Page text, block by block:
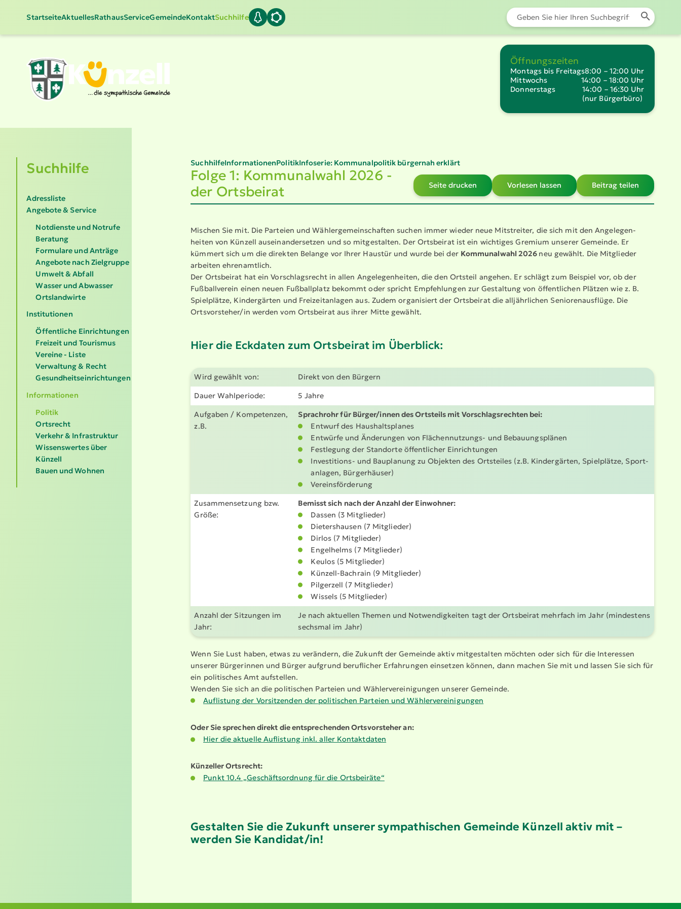
StartseiteAktuellesRathausServiceGemeindeKontaktSuchhilfe
Öffnungszeiten
Montags bis Freitags8:00 – 12:00 Uhr
Mittwochs
14:00 – 18:00 Uhr
Donnerstags
14:00 – 16:30 Uhr
(nur Bürgerbüro)
SuchhilfeInfor­ma­tionenPolitikInfoserie: Kommu­nal­po­litik bürgernah erklärt
Folge 1: Kommu­nalwahl 2026 -
der Ortsbeirat
Seite drucken Vorlesen lassen Beitrag teilen
Mischen Sie mit. Die Parteien und Wähler­ge­mein­schaften suchen immer wieder neue Mitstreiter, die sich mit den Angele­gen­
heiten von Künzell ausein­an­der­setzen und so mitge­stalten. Der Ortsbeirat ist ein wichtiges Gremium unserer Gemeinde. Er
kümmert sich um die direkten Belange vor Ihrer Haustür und wurde bei der Kommu­nalwahl 2026 neu gewählt. Die Mitglieder
arbeiten ehren­amtlich.
Der Ortsbeirat hat ein Vorschlags­recht in allen Angele­gen­heiten, die den Ortsteil angehen. Er schlägt zum Beispiel vor, ob der
Fußball­verein einen neuen Fußball­platz bekommt oder spricht Empfeh­lungen zur Gestaltung von öffent­lichen Plätzen wie z. B.
Spielplätze, Kinder­gärten und Freizeit­an­lagen aus. Zudem organisiert der Ortsbeirat die alljähr­lichen Senio­ren­aus­flüge. Die
Ortsvor­steher/in werden vom Ortsbeirat aus ihrer Mitte gewählt.
Hier die Eckdaten zum Ortsbeirat im Überblick:
Wird gewählt von: Direkt von den Bürgern
Dauer Wahlperiode: 5 Jahre
Aufgaben / Kompetenzen,
z.B.
Sprachrohr für Bürger/innen des Ortsteils mit Vorschlags­rechten bei:
Entwurf des Haushalts­planes
Entwürfe und Änderungen von Flächen­nut­zungs- und Bebau­ungs­plänen
Festlegung der Standorte öffent­licher Einrich­tungen
Inves­ti­tions- und Bauplanung zu Objekten des Ortsteiles (z.B. Kinder­gärten, Spielplätze, Sport­
an­lagen, Bürger­häuser)
Vereins­för­derung
Zusam­men­setzung bzw.
Größe:
Bemisst sich nach der Anzahl der Einwohner:
Dassen (3 Mitglieder)
Dieters­hausen (7 Mitglieder)
Dirlos (7 Mitglieder)
Engelhelms (7 Mitglieder)
Keulos (5 Mitglieder)
Künzell-Bachrain (9 Mitglieder)
Pilgerzell (7 Mitglieder)
Wissels (5 Mitglieder)
Anzahl der Sitzungen im
Jahr:
Je nach aktuellen Themen und Notwen­dig­keiten tagt der Ortsbeirat mehrfach im Jahr (mindestens
sechsmal im Jahr)
Wenn Sie Lust haben, etwas zu verändern, die Zukunft der Gemeinde aktiv mitge­stalten möchten oder sich für die Interessen
unserer Bürgerinnen und Bürger aufgrund beruflicher Erfahrungen einsetzen können, dann machen Sie mit und lassen Sie sich für
ein politisches Amt aufstellen.
Wenden Sie sich an die politischen Parteien und Wähler­ver­ei­ni­gungen unserer Gemeinde.
Auflistung der Vorsit­zenden der politischen Parteien und Wähler­ver­ei­ni­gungen
Oder Sie sprechen direkt die entspre­chenden Ortsvor­steher an:
Hier die aktuelle Auflistung inkl. aller Kontakt­daten
Künzeller Ortsrecht:
Punkt 10.4 „Geschäfts­ordnung für die Ortsbeiräte“
Gestalten Sie die Zukunft unserer sympa­thi­schen Gemeinde Künzell aktiv mit –
werden Sie Kandidat/in!
Suchhilfe
Adressliste
Angebote & Service
Notdienste und Notrufe
Beratung
Formulare und Anträge
Angebote nach Zielgruppe
Umwelt & Abfall
Wasser und Abwasser
Ortslandwirte
Institutionen
Öffentliche Einrichtungen
Freizeit und Tourismus
Vereine - Liste
Verwaltung & Recht
Gesundheitseinrichtungen
Informationen
Politik
Ortsrecht
Verkehr & Infrastruktur
Wissenswertes über
Künzell
Bauen und Wohnen